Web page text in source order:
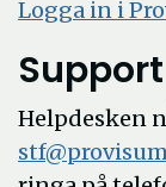
Logga in i
Support
Helpdesken